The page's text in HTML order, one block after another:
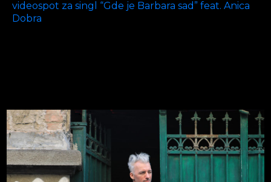
videospot za singl “Gde je Barbara sad” feat. Anica
Dobra